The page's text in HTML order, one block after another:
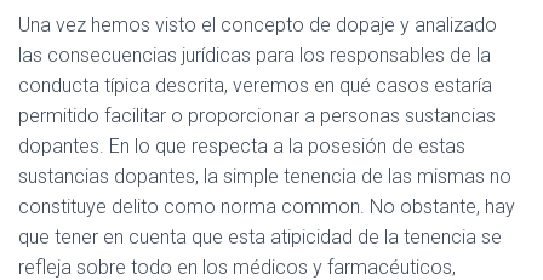
Una vez hemos visto el concepto de dopaje y analizado
las consecuencias jurídicas para los responsables de la
conducta típica descrita, veremos en qué casos estaría
permitido facilitar o proporcionar a personas sustancias
dopantes. En lo que respecta a la posesión de estas
sustancias dopantes, la simple tenencia de las mismas no
constituye delito como norma common. No obstante, hay
que tener en cuenta que esta atipicidad de la tenencia se
refleja sobre todo en los médicos y farmacéuticos,